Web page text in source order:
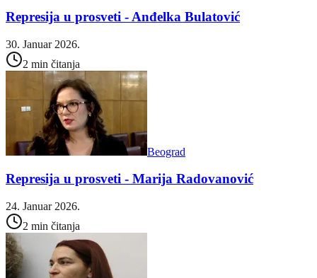
Represija u prosveti - Anđelka Bulatović
30. Januar 2026.
2 min čitanja
Beograd
Represija u prosveti - Marija Radovanović
24. Januar 2026.
2 min čitanja